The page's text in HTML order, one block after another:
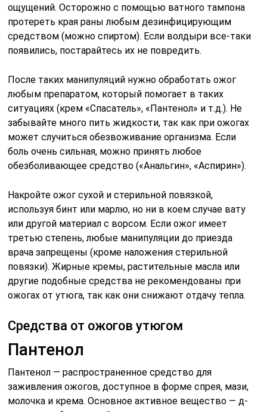
ощущений. Осторожно с помощью ватного тампона
протереть края раны любым дезинфицирующим
средством (можно спиртом). Если волдыри все-таки
появились, постарайтесь их не повредить.
После таких манипуляций нужно обработать ожог
любым препаратом, который помогает в таких
ситуациях (крем «Спасатель», «Пантенол» и т.д.). Не
забывайте много пить жидкости, так как при ожогах
может случиться обезвоживание организма. Если
боль очень сильная, можно принять любое
обезболивающее средство («Анальгин», «Аспирин»).
Накройте ожог сухой и стерильной повязкой,
используя бинт или марлю, но ни в коем случае вату
или другой материал с ворсом. Если ожог имеет
третью степень, любые манипуляции до приезда
врача запрещены (кроме наложения стерильной
повязки). Жирные кремы, растительные масла или
другие подобные средства не рекомендованы при
ожогах от утюга, так как они снижают отдачу тепла.
Средства от ожогов утюгом
Пантенол
Пантенол — распространенное средство для
заживления ожогов, доступное в форме спрея, мази,
молочка и крема. Основное активное вещество — д-